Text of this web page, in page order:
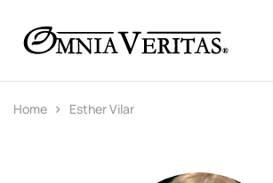
Home Esther Vilar